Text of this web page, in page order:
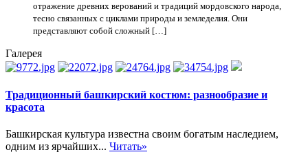
отражение древних верований и традиций мордовского народа,
тесно связанных с циклами природы и земледелия. Они
представляют собой сложный […]
Галерея
Традиционный башкирский костюм: разнообразие и
красота
Башкирская культура известна своим богатым наследием,
одним из ярчайших... Читать»